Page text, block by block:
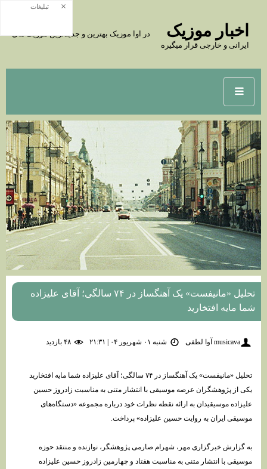
اخبار موزیک
در اوا موزیک بهترین و جدیدترین موزیک های
ایرانی و خارجی قرار میگیره
تحلیل «مانیفست» یک آهنگساز در ۷۴ سالگی؛ آقای علیزاده
شما مایه افتخارید
musicava آوا لطفی شنبه ۰۱ شهریور ۰۴ | ۲۱:۳۱
تحلیل «مانیفست» یک آهنگساز در ۷۴ سالگی؛ آقای علیزاده شما مایه افتخارید
یکی از پژوهشگران عرصه موسیقی با انتشار متنی به مناسبت زادروز حسین
علیزاده موسیقیدان به ارائه نقطه نظرات خود درباره مجموعه «دستگاه‌های
موسیقی ایران به روایت حسین علیزاده» پرداخت.
به گزارش خبرگزاری مهر، شهرام صارمی پژوهشگر، نوازنده و منتقد حوزه
موسیقی با انتشار متنی به مناسبت هفتاد و چهارمین زادروز حسین علیزاده
تبلیغات ×